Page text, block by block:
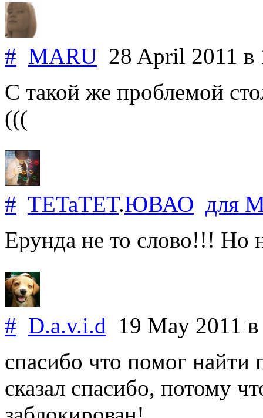
# MARU 28 April 2011 в
С такой же проблемой
(((
# TETaTET.ЮВАО для
Ерунда не то слово!!! Но
# D.a.v.i.d 19 May 2011
спасибо что помог найти
сказал спасибо, потому